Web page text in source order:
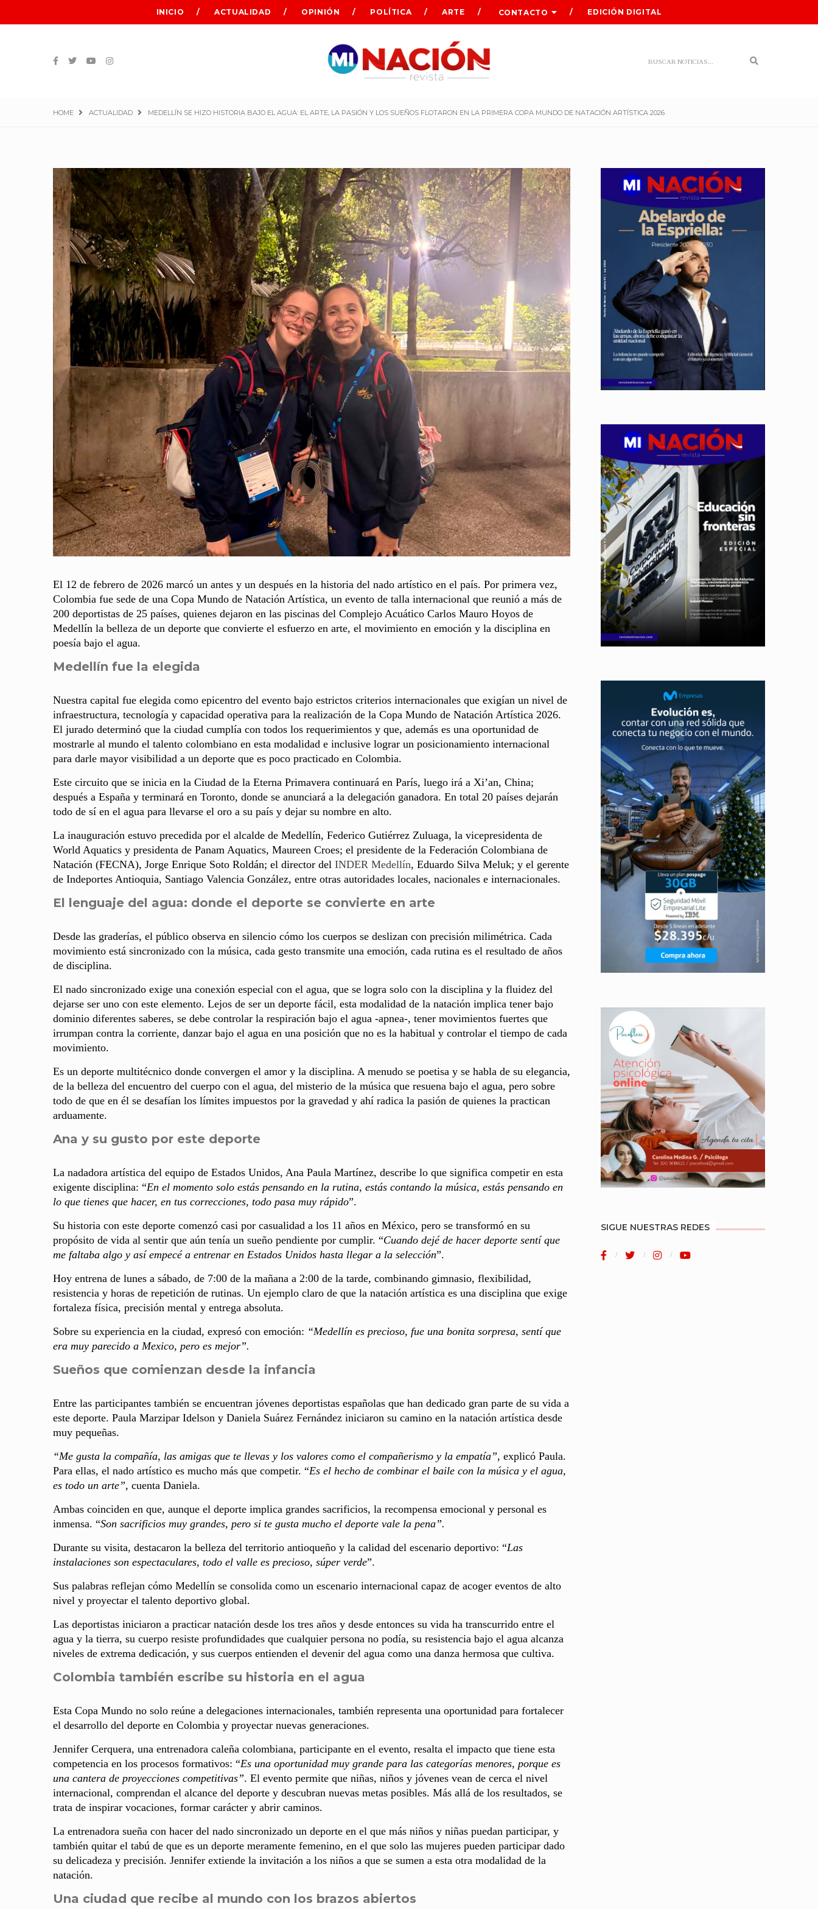
INICIO ACTUALIDAD OPINIÓN POLÍTICA ARTE CONTACTO EDICIÓN DIGITAL
Search
HOME ACTUALIDAD MEDELLÍN SE HIZO HISTORIA BAJO EL AGUA: EL ARTE, LA PASIÓN Y LOS SUEÑOS FLOTARON EN LA PRIMERA COPA MUNDO DE NATACIÓN ARTÍSTICA 2026
El 12 de febrero de 2026 marcó un antes y un después en la historia del nado artístico en el país. Por primera vez,
Colombia fue sede de una Copa Mundo de Natación Artística, un evento de talla internacional que reunió a más de
200 deportistas de 25 países, quienes dejaron en las piscinas del Complejo Acuático Carlos Mauro Hoyos de
Medellín la belleza de un deporte que convierte el esfuerzo en arte, el movimiento en emoción y la disciplina en
poesía bajo el agua.
Medellín fue la elegida
Nuestra capital fue elegida como epicentro del evento bajo estrictos criterios internacionales que exigían un nivel de
infraestructura, tecnología y capacidad operativa para la realización de la Copa Mundo de Natación Artística 2026.
El jurado determinó que la ciudad cumplía con todos los requerimientos y que, además es una oportunidad de
mostrarle al mundo el talento colombiano en esta modalidad e inclusive lograr un posicionamiento internacional
para darle mayor visibilidad a un deporte que es poco practicado en Colombia.
Este circuito que se inicia en la Ciudad de la Eterna Primavera continuará en París, luego irá a Xi’an, China;
después a España y terminará en Toronto, donde se anunciará a la delegación ganadora. En total 20 países dejarán
todo de sí en el agua para llevarse el oro a su país y dejar su nombre en alto.
La inauguración estuvo precedida por el alcalde de Medellín, Federico Gutiérrez Zuluaga, la vicepresidenta de
World Aquatics y presidenta de Panam Aquatics, Maureen Croes; el presidente de la Federación Colombiana de
Natación (FECNA), Jorge Enrique Soto Roldán; el director del INDER Medellín, Eduardo Silva Meluk; y el gerente
de Indeportes Antioquia, Santiago Valencia González, entre otras autoridades locales, nacionales e internacionales.
El lenguaje del agua: donde el deporte se convierte en arte
Desde las graderías, el público observa en silencio cómo los cuerpos se deslizan con precisión milimétrica. Cada
movimiento está sincronizado con la música, cada gesto transmite una emoción, cada rutina es el resultado de años
de disciplina.
El nado sincronizado exige una conexión especial con el agua, que se logra solo con la disciplina y la fluidez del
dejarse ser uno con este elemento. Lejos de ser un deporte fácil, esta modalidad de la natación implica tener bajo
dominio diferentes saberes, se debe controlar la respiración bajo el agua -apnea-, tener movimientos fuertes que
irrumpan contra la corriente, danzar bajo el agua en una posición que no es la habitual y controlar el tiempo de cada
movimiento.
Es un deporte multitécnico donde convergen el amor y la disciplina. A menudo se poetisa y se habla de su elegancia,
de la belleza del encuentro del cuerpo con el agua, del misterio de la música que resuena bajo el agua, pero sobre
todo de que en él se desafían los límites impuestos por la gravedad y ahí radica la pasión de quienes la practican
arduamente.
Ana y su gusto por este deporte
La nadadora artística del equipo de Estados Unidos, Ana Paula Martínez, describe lo que significa competir en esta
exigente disciplina: “En el momento solo estás pensando en la rutina, estás contando la música, estás pensando en
lo que tienes que hacer, en tus correcciones, todo pasa muy rápido”.
Su historia con este deporte comenzó casi por casualidad a los 11 años en México, pero se transformó en su
propósito de vida al sentir que aún tenía un sueño pendiente por cumplir. “Cuando dejé de hacer deporte sentí que
me faltaba algo y así empecé a entrenar en Estados Unidos hasta llegar a la selección”.
Hoy entrena de lunes a sábado, de 7:00 de la mañana a 2:00 de la tarde, combinando gimnasio, flexibilidad,
resistencia y horas de repetición de rutinas. Un ejemplo claro de que la natación artística es una disciplina que exige
fortaleza física, precisión mental y entrega absoluta.
Sobre su experiencia en la ciudad, expresó con emoción: “Medellín es precioso, fue una bonita sorpresa, sentí que
era muy parecido a Mexico, pero es mejor”.
Sueños que comienzan desde la infancia
Entre las participantes también se encuentran jóvenes deportistas españolas que han dedicado gran parte de su vida a
este deporte. Paula Marzipar Idelson y Daniela Suárez Fernández iniciaron su camino en la natación artística desde
muy pequeñas.
“Me gusta la compañía, las amigas que te llevas y los valores como el compañerismo y la empatía”, explicó Paula.
Para ellas, el nado artístico es mucho más que competir. “Es el hecho de combinar el baile con la música y el agua,
es todo un arte”, cuenta Daniela.
Ambas coinciden en que, aunque el deporte implica grandes sacrificios, la recompensa emocional y personal es
inmensa. “Son sacrificios muy grandes, pero si te gusta mucho el deporte vale la pena”.
Durante su visita, destacaron la belleza del territorio antioqueño y la calidad del escenario deportivo: “Las
instalaciones son espectaculares, todo el valle es precioso, súper verde”.
Sus palabras reflejan cómo Medellín se consolida como un escenario internacional capaz de acoger eventos de alto
nivel y proyectar el talento deportivo global.
Las deportistas iniciaron a practicar natación desde los tres años y desde entonces su vida ha transcurrido entre el
agua y la tierra, su cuerpo resiste profundidades que cualquier persona no podía, su resistencia bajo el agua alcanza
niveles de extrema dedicación, y sus cuerpos entienden el devenir del agua como una danza hermosa que cultiva.
Colombia también escribe su historia en el agua
Esta Copa Mundo no solo reúne a delegaciones internacionales, también representa una oportunidad para fortalecer
el desarrollo del deporte en Colombia y proyectar nuevas generaciones.
Jennifer Cerquera, una entrenadora caleña colombiana, participante en el evento, resalta el impacto que tiene esta
competencia en los procesos formativos: “Es una oportunidad muy grande para las categorías menores, porque es
una cantera de proyecciones competitivas”. El evento permite que niñas, niños y jóvenes vean de cerca el nivel
internacional, comprendan el alcance del deporte y descubran nuevas metas posibles. Más allá de los resultados, se
trata de inspirar vocaciones, formar carácter y abrir caminos.
La entrenadora sueña con hacer del nado sincronizado un deporte en el que más niños y niñas puedan participar, y
también quitar el tabú de que es un deporte meramente femenino, en el que solo las mujeres pueden participar dado
su delicadeza y precisión. Jennifer extiende la invitación a los niños a que se sumen a esta otra modalidad de la
natación.
Una ciudad que recibe al mundo con los brazos abiertos
SIGUE NUESTRAS REDES